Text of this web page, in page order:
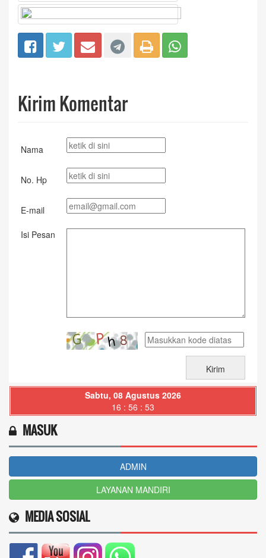
Kirim Komentar
Nama
No. Hp
E-mail
Isi Pesan
Sabtu, 08 Agustus 2026
16 : 56 : 55
MASUK
ADMIN
LAYANAN MANDIRI
MEDIA SOSIAL